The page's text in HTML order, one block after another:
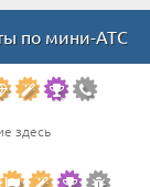
по мини-АТС
здесь